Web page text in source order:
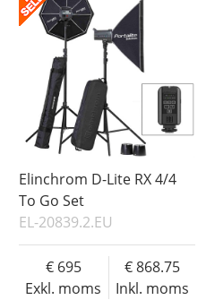
Elinchrom D-Lite RX 4/4
To Go Set
EL-20839.2.EU
Exkl. moms
695
Inkl. moms
868.75